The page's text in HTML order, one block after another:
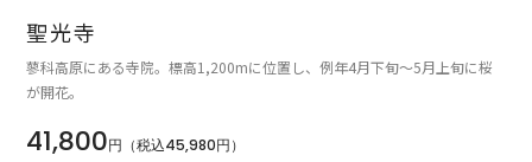
聖光寺
蓼科高原にある寺院。標高1,200mに位置し、例年4月下旬〜5月上旬に桜
が開花。
41,800円（税込45,980円）